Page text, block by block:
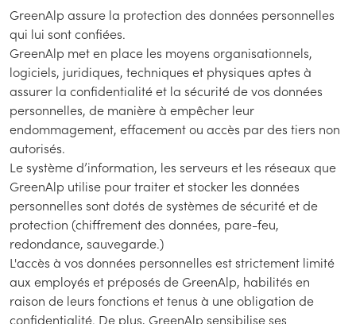
GreenAlp assure la protection des données personnelles
qui lui sont confiées.
GreenAlp met en place les moyens organisationnels,
logiciels, juridiques, techniques et physiques aptes à
assurer la confidentialité et la sécurité de vos données
personnelles, de manière à empêcher leur
endommagement, effacement ou accès par des tiers non
autorisés.
Le système d’information, les serveurs et les réseaux que
GreenAlp utilise pour traiter et stocker les données
personnelles sont dotés de systèmes de sécurité et de
protection (chiffrement des données, pare-feu,
redondance, sauvegarde.)
L'accès à vos données personnelles est strictement limité
aux employés et préposés de GreenAlp, habilités en
raison de leurs fonctions et tenus à une obligation de
confidentialité. De plus, GreenAlp sensibilise ses